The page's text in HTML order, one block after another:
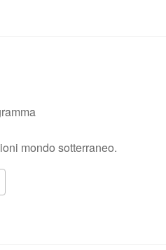
mondo sotterraneo.